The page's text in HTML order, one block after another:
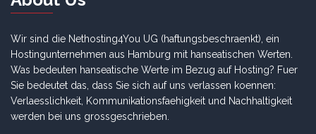
Wir sind die Nethosting4You UG (haftungsbeschraenkt), ein
Hostingunternehmen aus Hamburg mit hanseatischen Werten.
Was bedeuten hanseatische Werte im Bezug auf Hosting? Fuer
Sie bedeutet das, dass Sie sich auf uns verlassen koennen:
Verlaesslichkeit, Kommunikationsfaehigkeit und Nachhaltigkeit
werden bei uns grossgeschrieben.